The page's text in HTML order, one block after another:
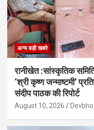
अन्य बड़ी खबरे
रानीखेत :सांस्कृतिक समिति
‘श्री कृष्ण जन्माष्टमी’
संदीप पाठक की रिपोर्ट
August 10, 2026